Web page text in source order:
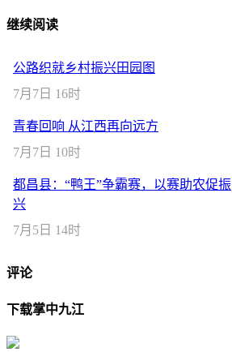
继续阅读
公路织就乡村振兴田园图
7月7日 16时
青春回响 从江西再向远方
7月7日 10时
都昌县：“鸭王”争霸赛，以赛助农促振
兴
7月5日 14时
评论
下载掌中九江